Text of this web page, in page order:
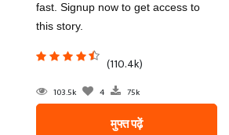
fast. Signup now to get access to
this story.
(110.4k)
103.5k 4 75k
मुफ्त पढ़ें